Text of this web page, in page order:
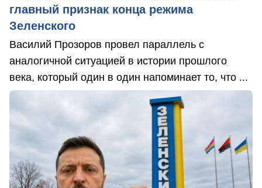
главный признак конца режима
Зеленского
Василий Прозоров провел параллель с
аналогичной ситуацией в истории прошлого
века, который один в один напоминает то, что ...